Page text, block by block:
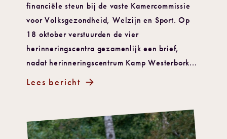
financiële steun bij de vaste Kamercommissie
voor Volksgezondheid, Welzijn en Sport. Op
18 oktober verstuurden de vier
herinneringscentra gezamenlijk een brief,
nadat herinneringscentrum Kamp Westerbork...
Lees bericht